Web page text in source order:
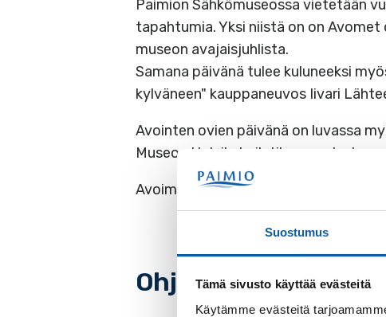
Suostumus
Tämä sivusto käyttää evästeitä
Käytämme evästeitä
Paimion Sähkömuseossa vietetään
tapahtumia. Yksi niistä on on
museon avajaisjuhlista.
Samana päivänä tulee kuluneeksi
kylväneen" kauppaneuvos Iivari
Avointen ovien päivänä on luvassa
Museon Holvikahvilatilassa palvelee
Avoimet ovet myös osa Paimio 700 -
Ohjelma 14.6.